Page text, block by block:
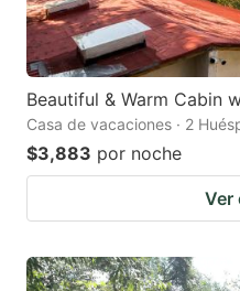
Beautiful & Warm Cabin
Casa de vacaciones · 2
$3,883 por noche
Ver